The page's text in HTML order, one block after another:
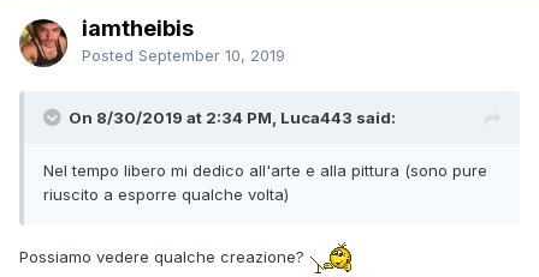
iamtheibis
Posted September 10, 2019
On 8/30/2019 at 2:34 PM, Luca443 said:
Nel tempo libero mi dedico all'arte e alla pittura (sono pure
riuscito a esporre qualche volta)
Possiamo vedere qualche creazione?